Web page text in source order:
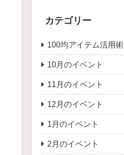
カテゴリー
100均アイテム活用術
10月のイベント
11月のイベント
12月のイベント
1月のイベント
2月のイベント